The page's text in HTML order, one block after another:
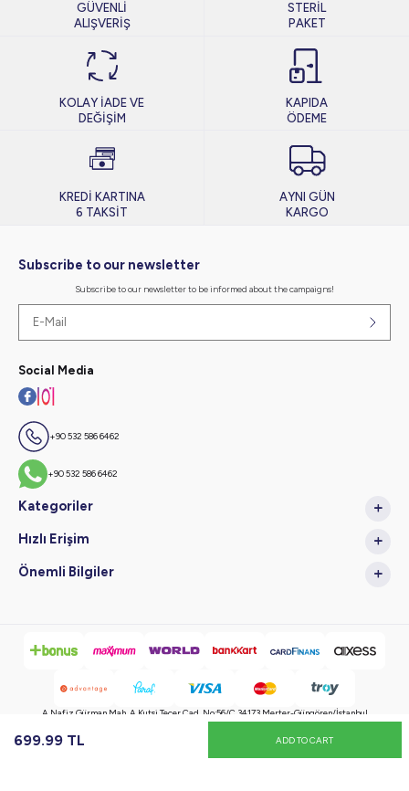
699.99 TL ADD TO CART
GÜVENLİ
ALIŞVERİŞ
STERİL
PAKET
KOLAY İADE VE
DEĞİŞİM
KAPIDA
ÖDEME
KREDİ KARTINA
6 TAKSİT
AYNI GÜN
KARGO
Subscribe to our newsletter
Subscribe to our newsletter to be informed about the campaigns!
Social Media
+90 532 586 6462
+90 532 586 6462
Kategoriler
Hızlı Erişim
Önemli Bilgiler
A.Nafiz Gürman Mah. A.Kutsi Tecer Cad. No:56/C 34173 Merter-Güngören/İstanbul